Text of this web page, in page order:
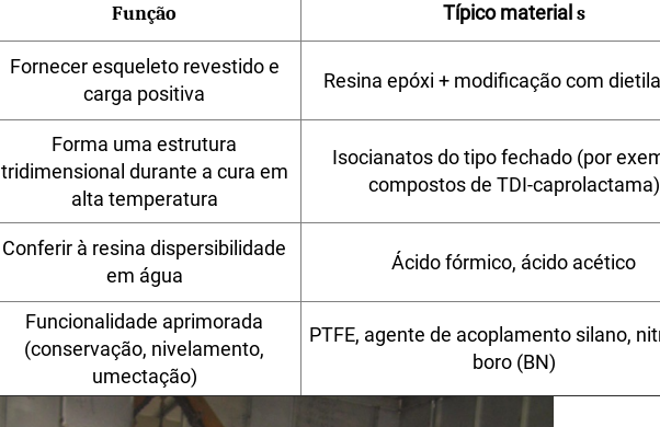
Função Típicomaterial s
Fornecer esqueleto revestido e
carga positiva
Resina epóxi + modificação com
Forma uma estrutura
tridimensional durante a cura em
alta temperatura
Isocianatos do tipo fechado (por
compostos de TDI-caprolactama)
Conferir à resina dispersibilidade
em água
Ácido fórmico, ácido acético
Funcionalidade aprimorada
(conservação, nivelamento,
umectação)
PTFE, agente de acoplamento silano,
boro (BN)